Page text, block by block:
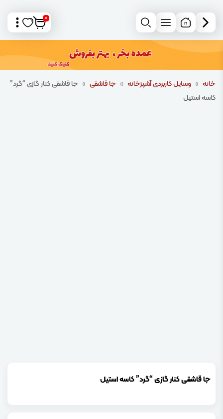
0
خانه » وسایل کاربردی آشپزخانه » جا قاشقی » جا قاشقی کنار گازی “گرد”
کاسه استیل
جا قاشقی کنار گازی “گرد” کاسه استیل